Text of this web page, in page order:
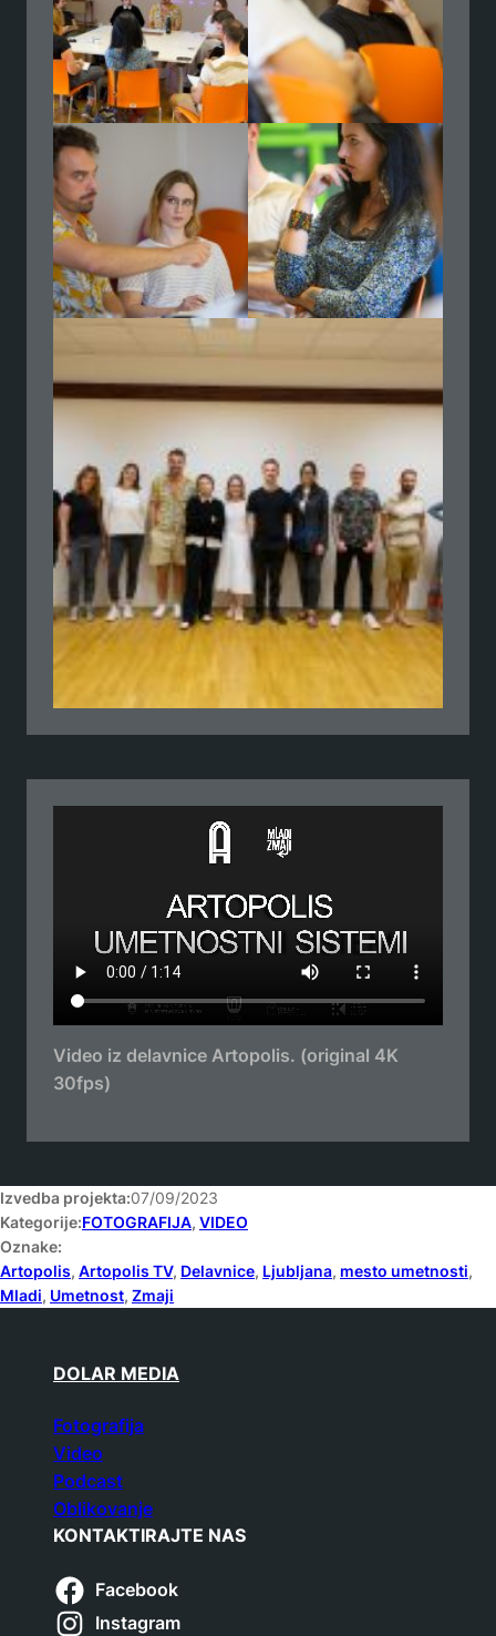
Video iz delavnice Artopolis. (original 4K
30fps)
Izvedba projekta:07/09/2023
Kategorije:FOTOGRAFIJA, VIDEO
Oznake:
Artopolis, Artopolis TV, Delavnice, Ljubljana, mesto umetnosti
Mladi, Umetnost, Zmaji
DOLAR MEDIA
Fotografija
Video
Podcast
Oblikovanje
KONTAKTIRAJTE NAS
Facebook
Instagram